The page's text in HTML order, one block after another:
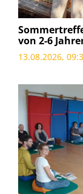
von 2-6
13.08.2026,